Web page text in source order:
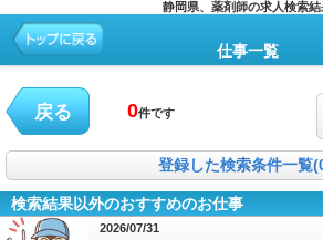
静岡県、薬剤師の求人検索結
仕事一覧
戻る 0件です
登録した検索条件一覧
検索結果以外のおすすめのお仕事
2026/07/31